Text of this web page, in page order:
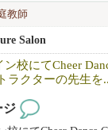
ついては、これま
決定いたします。
スインストラクタ
優遇いたします。
スの楽しさを伝え
教師
Salon
校にてCheer
ラクターの先生を
ジ